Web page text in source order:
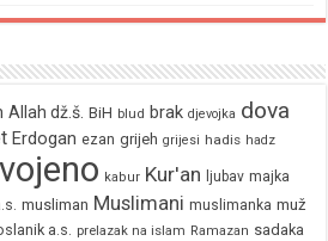
Allah dž.š. BiH blud brak djevojka dova
Erdogan ezan grijeh grijesi hadis hadz
kabur Kur'an ljubav majka
musliman Muslimani muslimanka muž
a.s. prelazak na islam Ramazan sadaka